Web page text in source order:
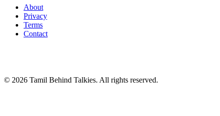
About
Privacy
Terms
Contact
© 2026 Tamil Behind Talkies. All rights reserved.